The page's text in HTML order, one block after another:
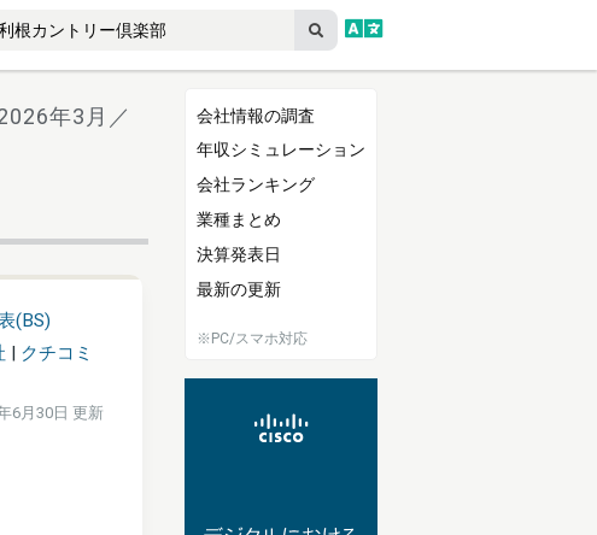
年3月／
(BS)
| クチコミ
6月30日 更新
会社情報の調査
年収シミュレーション
会社ランキング
業種まとめ
決算発表日
最新の更新
※PC/スマホ対応